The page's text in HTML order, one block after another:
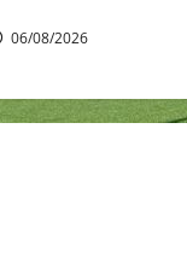
06/08/2026